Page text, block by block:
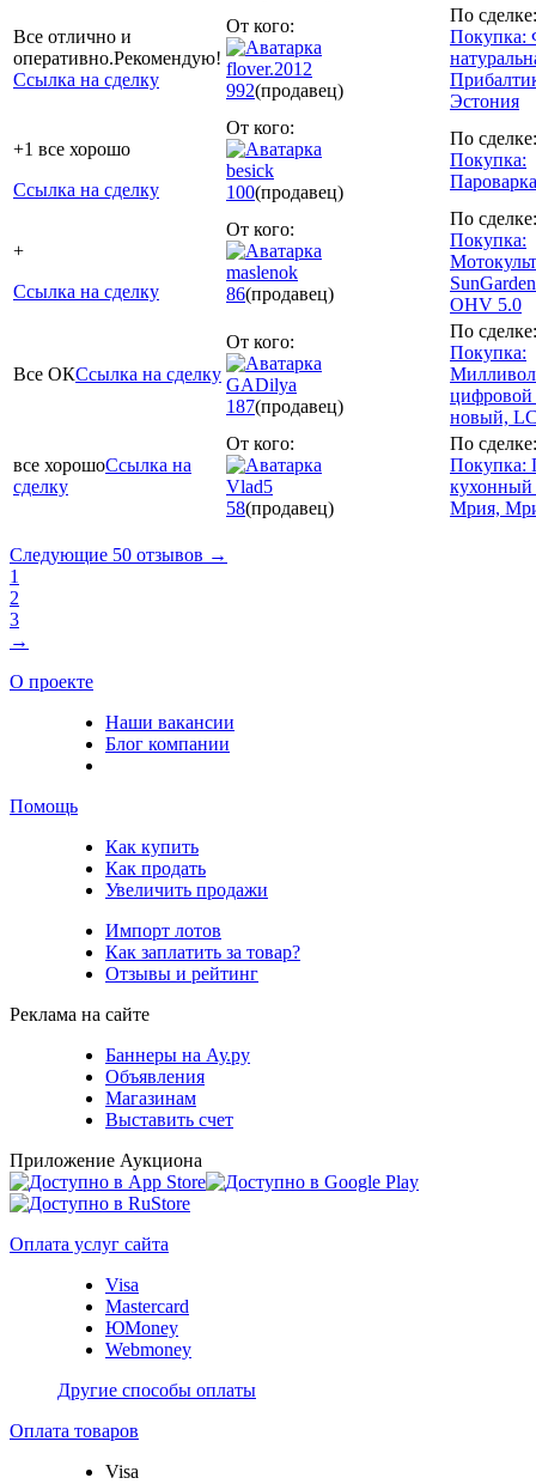
Все отлично и
оперативно.Рекомендую!
Ссылка на сделку
От кого:
flover.2012
992(продавец)
По сделке:
Покупка:
Эстония
+1 все хорошо
Ссылка на сделку
От кого:
besick
100(продавец)
По сделке:
Покупка:
+
Ссылка на сделку
От кого:
maslenok
86(продавец)
По сделке:
Покупка:
OHV 5.0
Все ОКСсылка на сделку
От кого:
GADilya
187(продавец)
По сделке:
Покупка:
новый,
все хорошоСсылка на
сделку
От кого:
Vlad5
58(продавец)
По сделке:
Покупка:
кухонный
Мрия,
Следующие 50 отзывов →
1
2
3
→
О проекте
Наши вакансии
Блог компании
Помощь
Как купить
Как продать
Увеличить продажи
Импорт лотов
Как заплатить за товар?
Отзывы и рейтинг
Реклама на сайте
Баннеры на Ау.ру
Объявления
Магазинам
Выставить счет
Приложение Аукциона
Оплата услуг сайта
Visa
Mastercard
ЮMoney
Webmoney
Другие способы оплаты
Оплата товаров
Visa